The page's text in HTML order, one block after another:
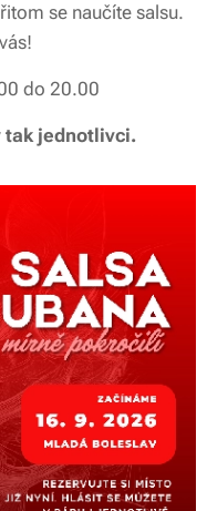
se naučíte salsu.
do 20.00
tak jednotlivci.